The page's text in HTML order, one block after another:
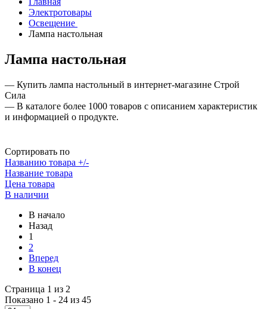
Электротовары
Освещение
Лампа настольная
Лампа настольная
— Купить лампа настольный в интернет-магазине Строй
Сила
— В каталоге более 1000 товаров с описанием характеристик
и информацией о продукте.
Сортировать по
Названию товара +/-
Название товара
Цена товара
В наличии
В начало
Назад
1
2
Вперед
В конец
Страница 1 из 2
Показано 1 - 24 из 45